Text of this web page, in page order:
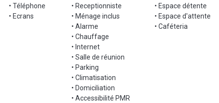
• Téléphone
• Ecrans
• Receptionniste
• Ménage inclus
• Alarme
• Chauffage
• Internet
• Salle de réunion
• Parking
• Climatisation
• Domiciliation
• Accessibilité PMR
• Espace détente
• Espace d'attente
• Caféteria